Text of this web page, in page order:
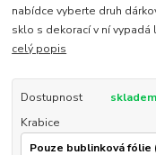
nabídce vyberte druh
sklo s dekorací v ní
celý popis
Dostupnost
skladem
Krabice